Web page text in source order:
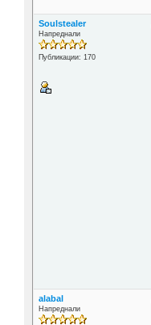
Soulstealer
Напреднали
Публикации: 170
alabal
Напреднали